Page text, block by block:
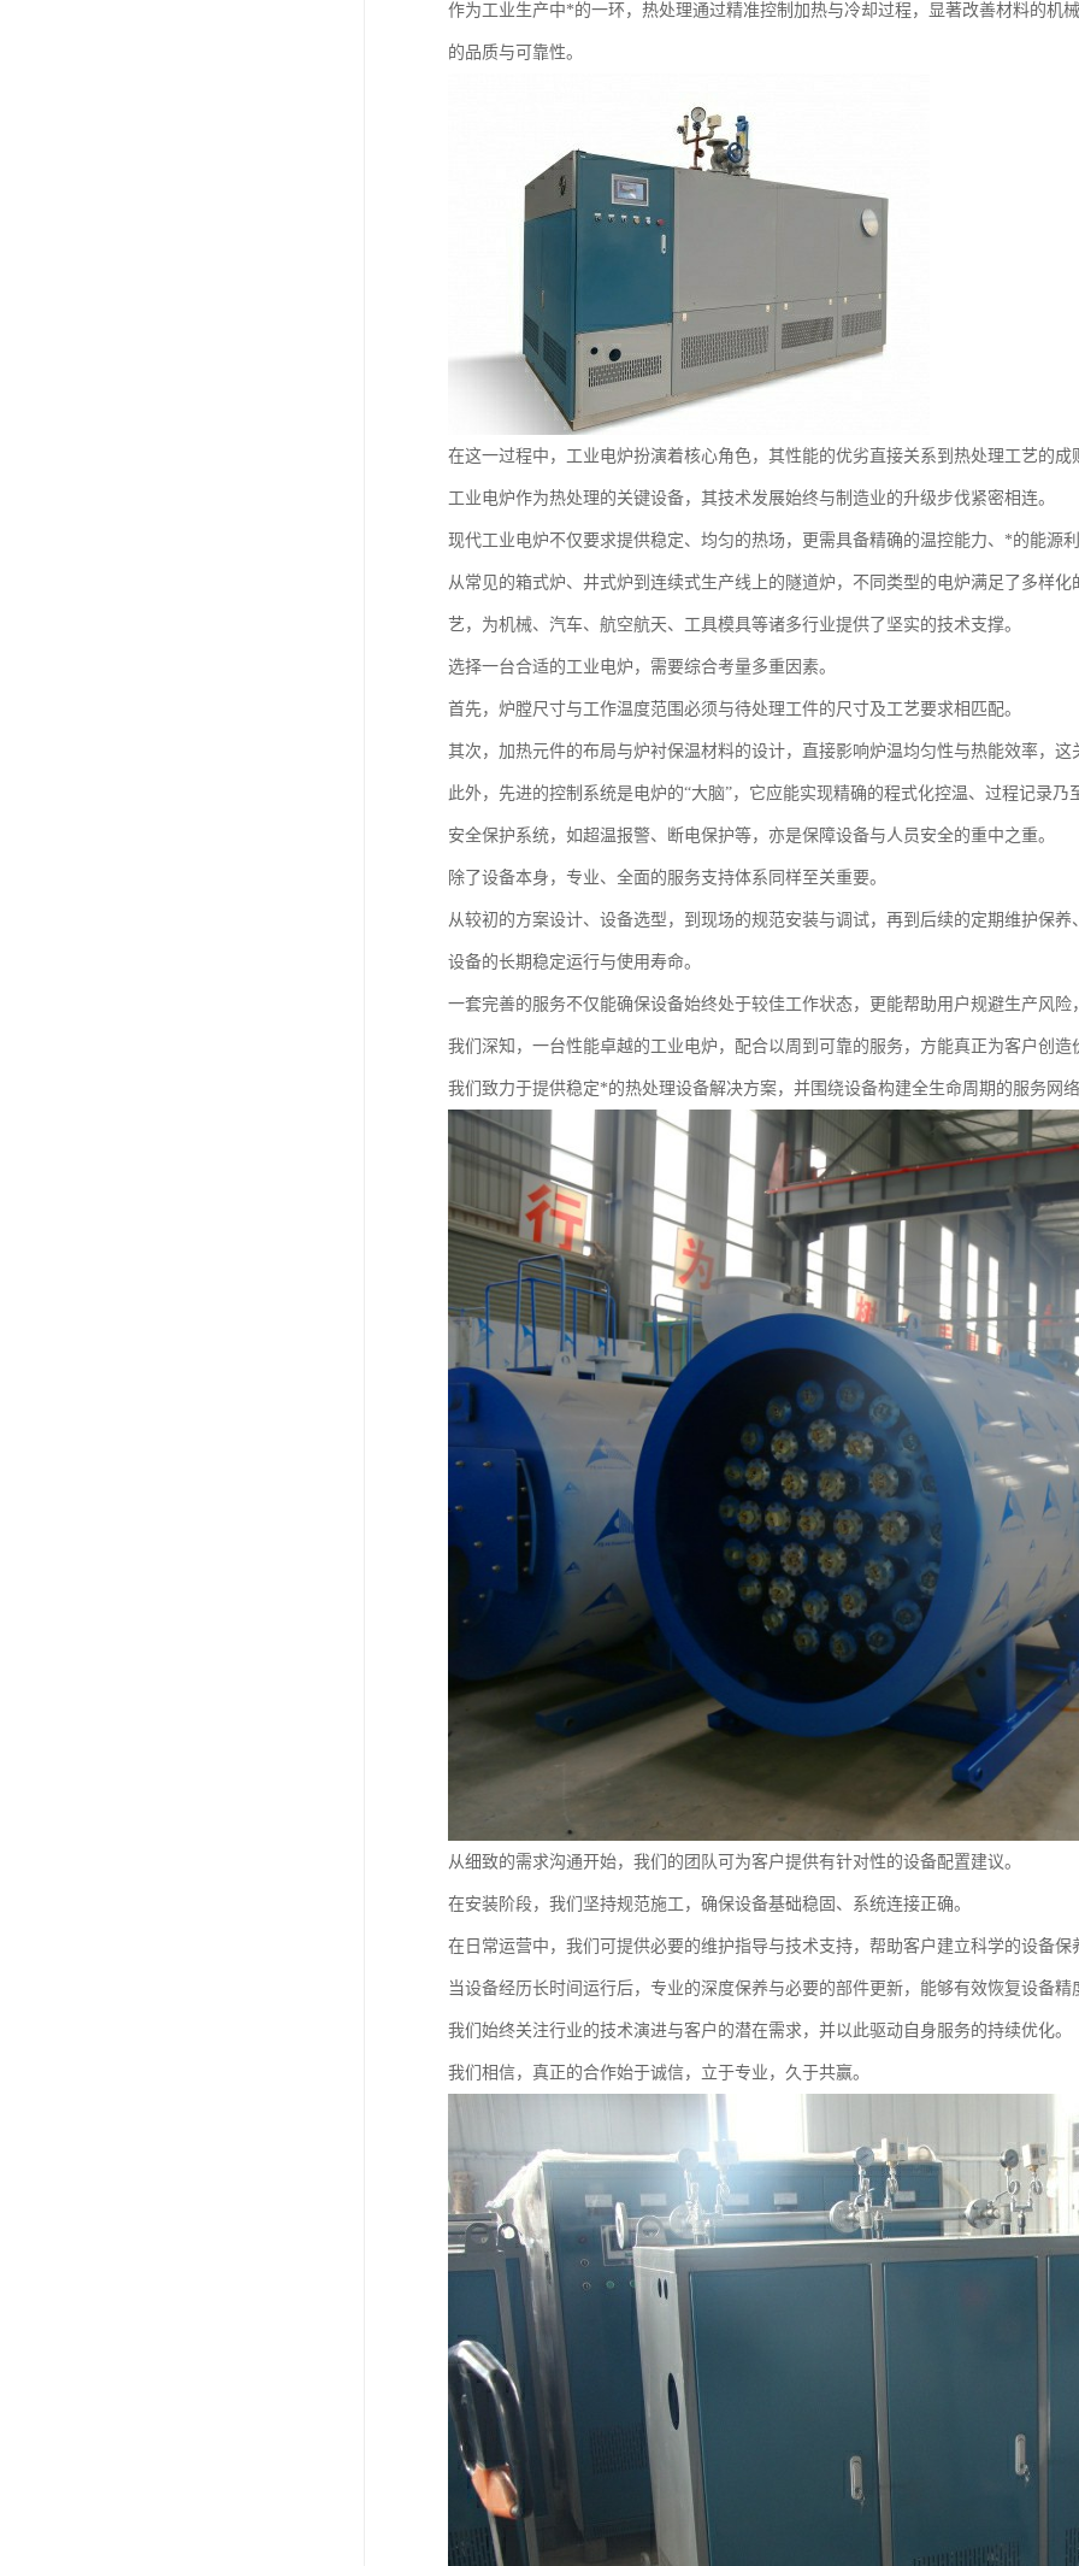
作为工业生产中*的一环，热处理通过精准控制加热与冷却过程，显著改善材料的机
的品质与可靠性。
在这一过程中，工业电炉扮演着核心角色，其性能的优劣直接关系到热处理工艺的成
工业电炉作为热处理的关键设备，其技术发展始终与制造业的升级步伐紧密相连。
现代工业电炉不仅要求提供稳定、均匀的热场，更需具备精确的温控能力、*的能源
从常见的箱式炉、井式炉到连续式生产线上的隧道炉，不同类型的电炉满足了多样
艺，为机械、汽车、航空航天、工具模具等诸多行业提供了坚实的技术支撑。
选择一台合适的工业电炉，需要综合考量多重因素。
首先，炉膛尺寸与工作温度范围必须与待处理工件的尺寸及工艺要求相匹配。
其次，加热元件的布局与炉衬保温材料的设计，直接影响炉温均匀性与热能效率，
此外，先进的控制系统是电炉的“大脑”，它应能实现精确的程式化控温、过程记录
安全保护系统，如超温报警、断电保护等，亦是保障设备与人员安全的重中之重。
除了设备本身，专业、全面的服务支持体系同样至关重要。
从较初的方案设计、设备选型，到现场的规范安装与调试，再到后续的定期维护保
设备的长期稳定运行与使用寿命。
一套完善的服务不仅能确保设备始终处于较佳工作状态，更能帮助用户规避生产风险
我们深知，一台性能卓越的工业电炉，配合以周到可靠的服务，方能真正为客户创造
我们致力于提供稳定*的热处理设备解决方案，并围绕设备构建全生命周期的服务网
从细致的需求沟通开始，我们的团队可为客户提供有针对性的设备配置建议。
在安装阶段，我们坚持规范施工，确保设备基础稳固、系统连接正确。
在日常运营中，我们可提供必要的维护指导与技术支持，帮助客户建立科学的设备保
当设备经历长时间运行后，专业的深度保养与必要的部件更新，能够有效恢复设备
我们始终关注行业的技术演进与客户的潜在需求，并以此驱动自身服务的持续优化。
我们相信，真正的合作始于诚信，立于专业，久于共赢。